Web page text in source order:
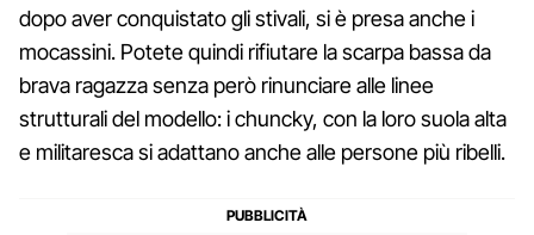
dopo aver conquistato gli stivali, si è presa anche i
mocassini. Potete quindi rifiutare la scarpa bassa da
brava ragazza senza però rinunciare alle linee
strutturali del modello: i chuncky, con la loro suola alta
e militaresca si adattano anche alle persone più ribelli.